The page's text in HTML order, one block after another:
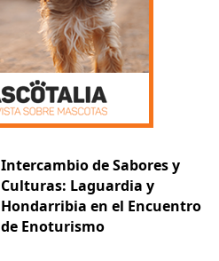
Intercambio de Sabores y
Culturas: Laguardia y
Hondarribia en el Encuentro
de Enoturismo